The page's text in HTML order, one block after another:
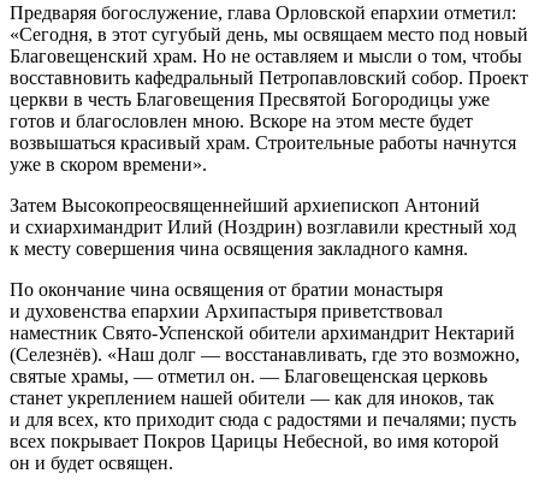
Предваряя богослужение, глава Орловской епархии отметил:
«Сегодня, в этот сугубый день, мы освящаем место под новый
Благовещенский храм. Но не оставляем и мысли о том, чтобы
восставновить кафедральный Петропавловский собор. Проект
церкви в честь Благовещения Пресвятой Богородицы уже
готов и благословлен мною. Вскоре на этом месте будет
возвышаться красивый храм. Строительные работы начнутся
уже в скором времени».
Затем Высокопреосвященнейший архиепископ Антоний
и схиархимандрит Илий (Ноздрин) возглавили крестный ход
к месту совершения чина освящения закладного камня.
По окончание чина освящения от братии монастыря
и духовенства епархии Архипастыря приветствовал
наместник Свято-Успенской обители архимандрит Нектарий
(Селезнёв). «Наш долг — восстанавливать, где это возможно,
святые храмы, — отметил он. — Благовещенская церковь
станет укреплением нашей обители — как для иноков, так
и для всех, кто приходит сюда с радостями и печалями; пусть
всех покрывает Покров Царицы Небесной, во имя которой
он и будет освящен.